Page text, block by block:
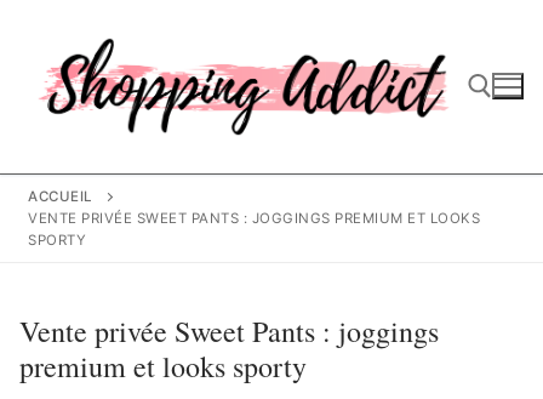
contenu
ACCUEIL
VENTE PRIVÉE SWEET PANTS : JOGGINGS PREMIUM ET LOOKS
SPORTY
Vente privée Sweet Pants : joggings
premium et looks sporty